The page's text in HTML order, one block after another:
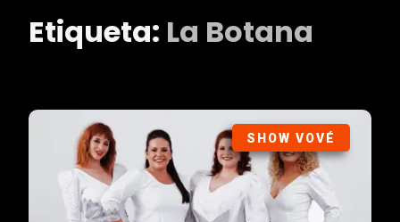
Etiqueta: La Botana
SHOW VOVÉ